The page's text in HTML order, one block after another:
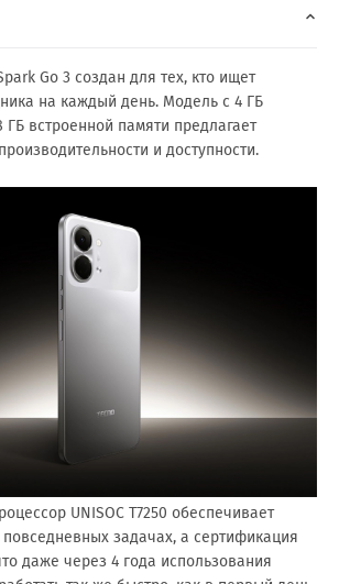
Go 3 создан для тех, кто ищет
на каждый день. Модель с 4 ГБ
ГБ встроенной памяти предлагает
и доступности.
UNISOC T7250 обеспечивает
задачах, а сертификация
даже через 4 года использования